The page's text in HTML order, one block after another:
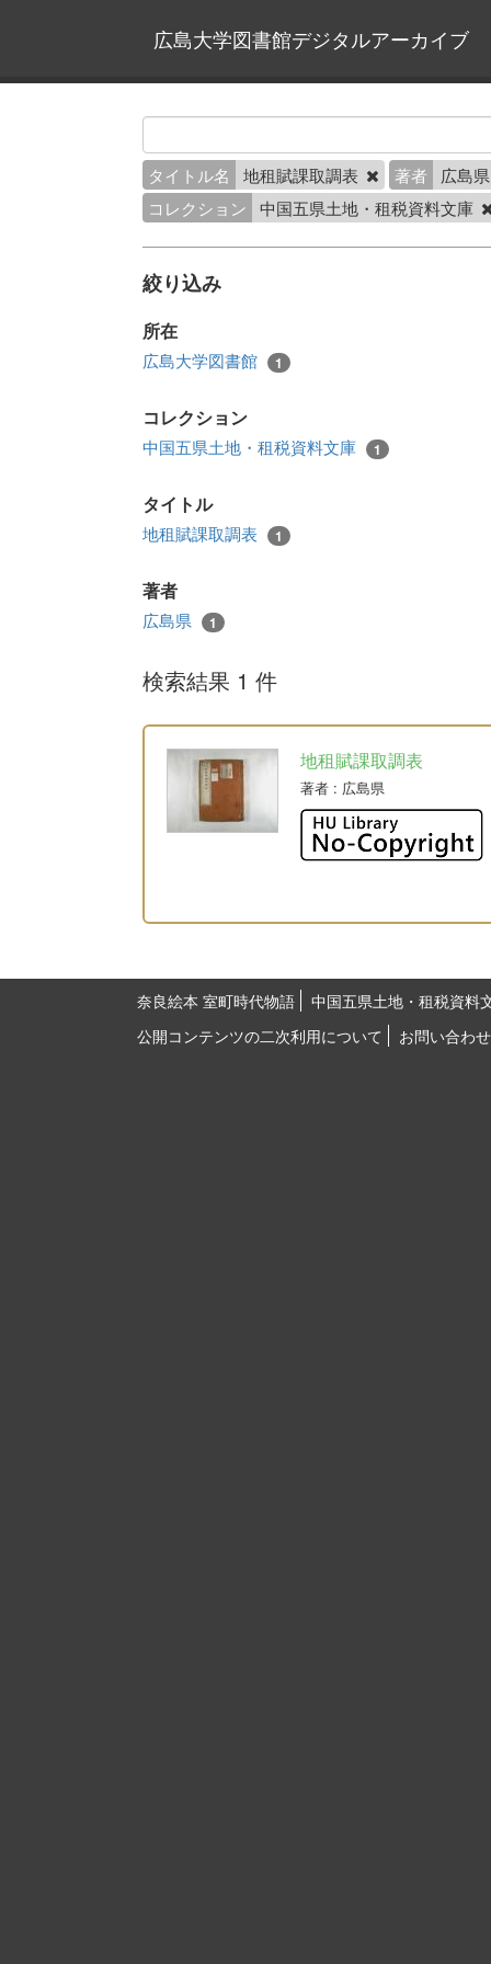
広島大学図書館デジタルアーカイブ
タイトル名 地租賦課取調表 著者
広島
コレクション
中国五県土地・租税資料文庫
絞り込み
所在
広島大学図書館 1
コレクション
中国五県土地・租税資料文庫 1
タイトル
地租賦課取調表 1
著者
広島県 1
検索結果 1 件
地租賦課取調表
著者 : 広島県
奈良絵本 室町時代物語
中国五県土地・租税資料
公開コンテンツの二次利用について
お問い合わせ